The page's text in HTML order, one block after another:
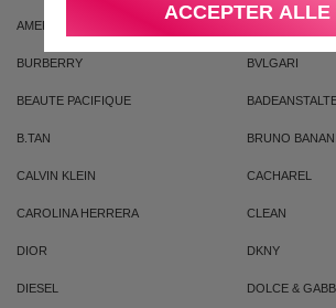
ACCEPTER ALLE
AMERICAN CREW
BURBERRY BVLGARI
BEAUTE PACIFIQUE
B.TAN BRUNO BANANI
CALVIN KLEIN CACHAREL
CAROLINA HERRERA CLEAN
DIOR DKNY
DIESEL DOLCE &